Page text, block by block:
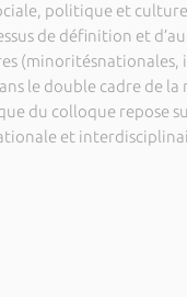
politique et
de définition et
(minoritésnationales,
le double cadre de
du colloque repose
et